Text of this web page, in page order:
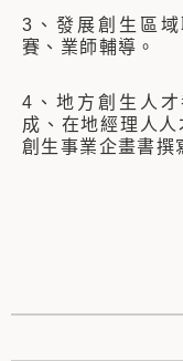
3、發展創生區
賽、業師輔導。
4、地方創生人
成、在地經理人
創生事業企畫書撰